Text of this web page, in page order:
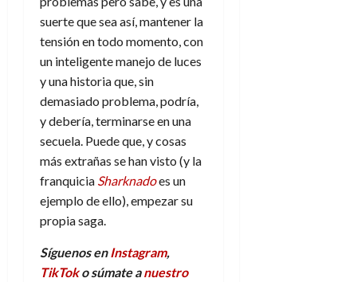
suerte que sea así, mantener la
tensión en todo momento, con
un inteligente manejo de luces
y una historia que, sin
demasiado problema, podría,
y debería, terminarse en una
secuela. Puede que, y cosas
más extrañas se han visto (y la
franquicia Sharknadoes un
ejemplo de ello), empezar su
propia saga.
Síguenos enInstagram,
TikToko súmate anuestro